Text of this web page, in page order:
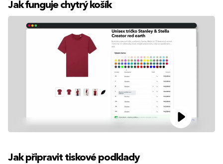
Jak funguje chytrý košík
Jak připravit tiskové podklady